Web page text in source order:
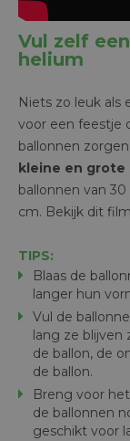
Vul zelf
helium
Niets zo leuk als
voor een feestje
ballonnen
kleine en grote
ballonnen van
cm. Bekijk dit
TIPS:
Blaas de
langer hun
Vul de
lang ze blijven
de ballon, de
de ballon.
Breng voor
de ballonnen
geschikt voor